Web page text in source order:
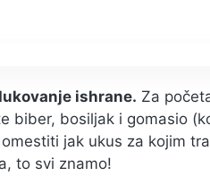
ishrane. Za
biber, bosiljak i gomasio
jak ukus za kojim
to svi znamo!